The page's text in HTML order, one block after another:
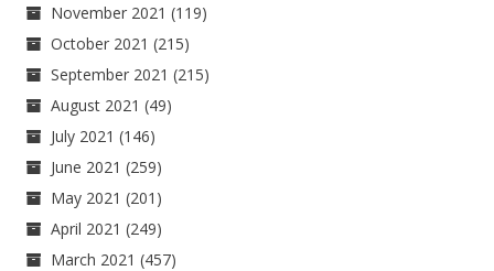
November 2021 (119)
October 2021 (215)
September 2021 (215)
August 2021 (49)
July 2021 (146)
June 2021 (259)
May 2021 (201)
April 2021 (249)
March 2021 (457)